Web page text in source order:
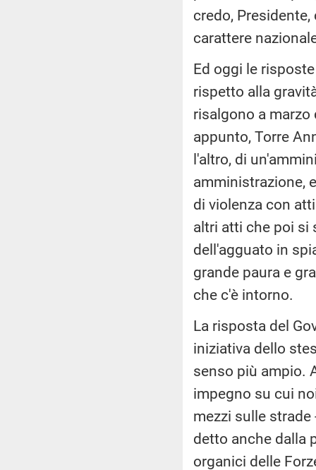
credo,
carattere
Ed oggi le
rispetto alla
risalgono a marzo
appunto, Torre
l'altro, di
amministrazione,
di violenza con
altri atti che poi si
dell'agguato in
grande paura e
che c'è intorno.
La risposta del
iniziativa dello
senso più ampio.
impegno su cui
mezzi sulle
detto anche dalla
organici delle